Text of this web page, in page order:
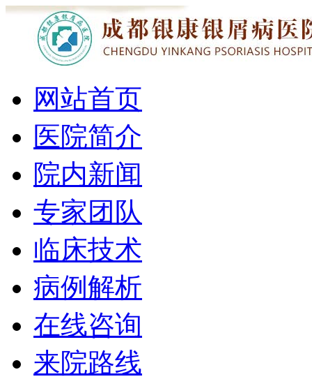
网站首页
医院简介
院内新闻
专家团队
临床技术
病例解析
在线咨询
来院路线